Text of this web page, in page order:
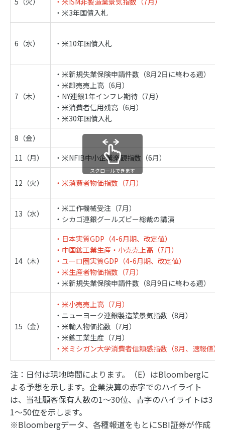
・米3年国債入札
6（水） ・米10年国債入札
7（木）
・米新規失業保険申請件数（8月2日に終わる週）
・米卸売売上高（6月）
・NY連銀1年インフレ期待（7月）
・米消費者信用残高（6月）
・米30年国債入札
8（金）
11（月）
・米NFIB中小企業楽観指数（6月）
12（火） ・米消費者物価指数（7月）
13（水）
・米工作機械受注（7月）
・シカゴ連銀グールズビー総裁の講演
14（木）
・日本実質GDP（4-6月期、改定値）
・中国鉱工業生産・小売売上高（7月）
・ユーロ圏実質GDP（4-6月期、改定値）
・米生産者物価指数（7月）
・米新規失業保険申請件数（8月9日に終わる週）
15（金）
・米小売売上高（7月）
・ニューヨーク連銀製造業景気指数（8月）
・米輸入物価指数（7月）
・米鉱工業生産（7月）
・米ミシガン大学消費者信頼感指数（8月、速報値）
スクロールできます
注：日付は現地時間によります。（E）はBloombergに
よる予想を示します。企業決算の赤字でのハイライト
は、当社顧客保有人数の1～30位、青字のハイライトは3
1～50位を示します。
※Bloombergデータ、各種報道をもとにSBI証券が作成